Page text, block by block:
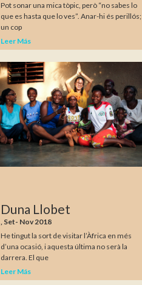
Pot sonar una mica tòpic, però “no sabes lo
que es hasta que lo ves”. Anar-hi és perillós;
un cop
Leer Más
Duna Llobet
, Set- Nov 2018
He tingut la sort de visitar l’Àfrica en més
d’una ocasió, i aquesta última no serà la
darrera. El que
Leer Más